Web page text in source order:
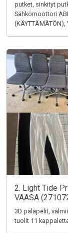
putket, sinkityt
Sähkömoottori
2. Light Tide
VAASA
3D palapelit,
tuolit 11